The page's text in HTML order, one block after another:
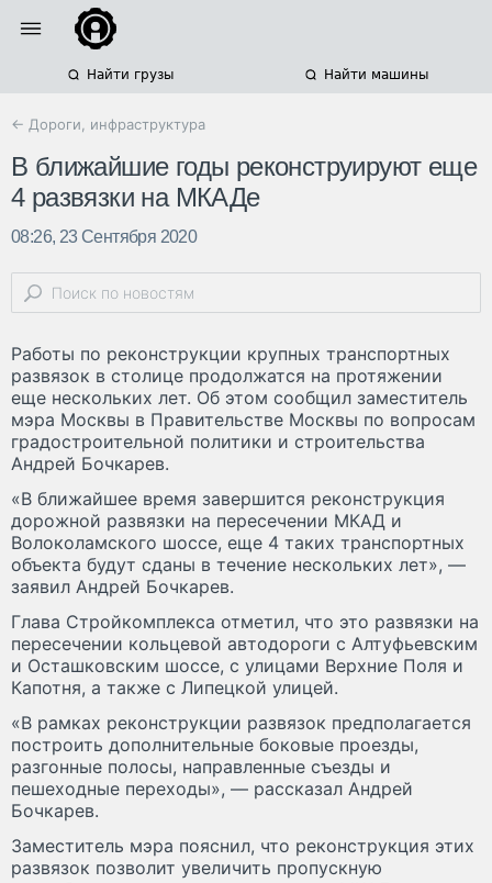
Найти грузы Найти машины
← Дороги, инфраструктура
В ближайшие годы реконструируют еще
4 развязки на МКАДе
08:26, 23 Сентября 2020
Работы по реконструкции крупных транспортных
развязок в столице продолжатся на протяжении
еще нескольких лет. Об этом сообщил заместитель
мэра Москвы в Правительстве Москвы по вопросам
градостроительной политики и строительства
Андрей Бочкарев.
«В ближайшее время завершится реконструкция
дорожной развязки на пересечении МКАД и
Волоколамского шоссе, еще 4 таких транспортных
объекта будут сданы в течение нескольких лет», —
заявил Андрей Бочкарев.
Глава Стройкомплекса отметил, что это развязки на
пересечении кольцевой автодороги с Алтуфьевским
и Осташковским шоссе, с улицами Верхние Поля и
Капотня, а также с Липецкой улицей.
«В рамках реконструкции развязок предполагается
построить дополнительные боковые проезды,
разгонные полосы, направленные съезды и
пешеходные переходы», — рассказал Андрей
Бочкарев.
Заместитель мэра пояснил, что реконструкция этих
развязок позволит увеличить пропускную